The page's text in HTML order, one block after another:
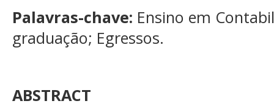
Palavras-chave: Ensino em
graduação; Egressos.
ABSTRACT